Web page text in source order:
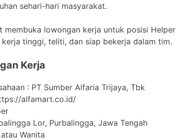
sehari-hari masyarakat.
membuka lowongan kerja untuk posisi
kerja tinggi, teliti, dan siap bekerja dalam tim.
Kerja
: PT Sumber Alfaria Trijaya, Tbk
alfamart.co.id/
Lor, Purbalingga, Jawa Tengah
Wanita